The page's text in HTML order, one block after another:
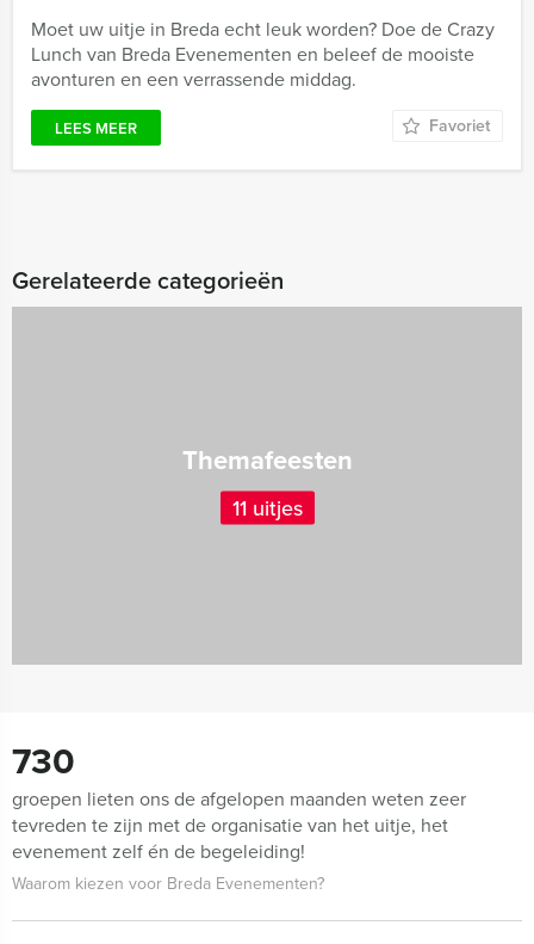
Moet uw uitje in Breda echt leuk worden? Doe de Crazy
Lunch van Breda Evenementen en beleef de mooiste
avonturen en een verrassende middag.
LEES MEER Favoriet
Gerelateerde categorieën
Themafeesten
11 uitjes
730
groepen lieten ons de afgelopen maanden weten zeer
tevreden te zijn met de organisatie van het uitje, het
evenement zelf én de begeleiding!
Waarom kiezen voor Breda Evenementen?